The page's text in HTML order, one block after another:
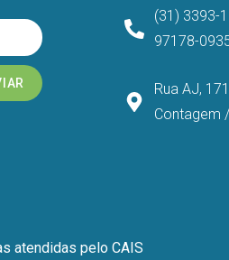
(31) 3393-
97178-
Rua AJ,
Contagem
atendidas pelo CAIS